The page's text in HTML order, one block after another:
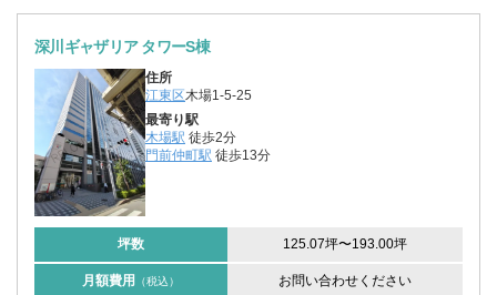
深川ギャザリア タワーS棟
住所
江東区木場1-5-25
最寄り駅
木場駅 徒歩2分
門前仲町駅 徒歩13分
坪数 125.07坪〜193.00坪
月額費用 （税込） お問い合わせください